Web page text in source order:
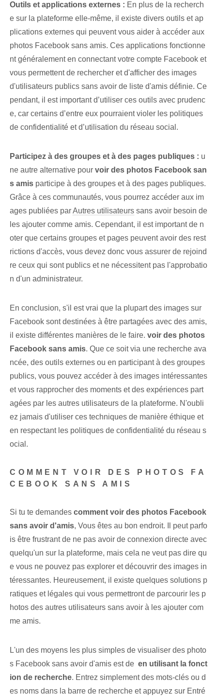
Outils et applications externes : En plus de la recherch
e sur la plateforme elle-même, il existe divers outils et ap
plications externes qui peuvent vous aider à accéder aux
photos Facebook sans amis. Ces applications fonctionne
nt généralement en connectant votre compte Facebook et
vous permettent de rechercher et d'afficher des images
d'utilisateurs publics sans avoir de liste d'amis définie. Ce
pendant, il est important d’utiliser ces outils avec prudenc
e, car certains d’entre eux pourraient violer les politiques
de confidentialité et d’utilisation du réseau social.
Participez à des groupes⁤ et à des pages publiques : u
ne autre alternative pour voir des photos Facebook san
s amis participe à des groupes et⁢ à des pages publiques.
Grâce à ces ⁤communautés, vous pourrez accéder aux im
ages publiées parAutres utilisateurs sans avoir besoin de
les ajouter comme amis. Cependant, il est important de n
oter que certains groupes et pages peuvent avoir des rest
rictions d'accès, vous devez donc vous assurer de rejoind
re ceux qui sont publics et ne nécessitent pas l'approbatio
n d'un administrateur.
En conclusion, s'il est vrai que la plupart des images sur
Facebook sont destinées à être partagées avec des amis,
il existe différentes manières de le faire. voir des photos
Facebook sans amis. Que ce soit via une recherche ava
ncée, des outils externes ou en participant à des groupes
publics, vous pouvez accéder à des images intéressantes
et vous rapprocher des moments et des ‌expériences part
agées par les autres utilisateurs de la plateforme. N'oubli
ez jamais d'utiliser ces techniques de manière éthique et
en respectant les politiques de confidentialité du réseau s
ocial.
COMMENT VOIR DES PHOTOS FA
CEBOOK SANS AMIS
Si tu te demandes comment voir des photos Facebook
sans avoir d'amis, Vous êtes au bon endroit. Il peut parfo
is être frustrant de ne pas avoir de connexion directe avec
quelqu'un sur la plateforme, mais cela ne veut pas dire qu
e vous ne pouvez pas explorer et découvrir des images in
téressantes. Heureusement, il existe quelques solutions p
ratiques et légales qui vous permettront de parcourir les p
hotos des autres utilisateurs sans avoir à les ajouter com
me amis.
L'un des moyens les plus simples de visualiser des photo
s Facebook sans avoir d'amis est de ‍ en utilisant la fonct
ion de recherche. Entrez simplement des mots-clés ou d
es noms dans la barre de recherche et appuyez sur Entré